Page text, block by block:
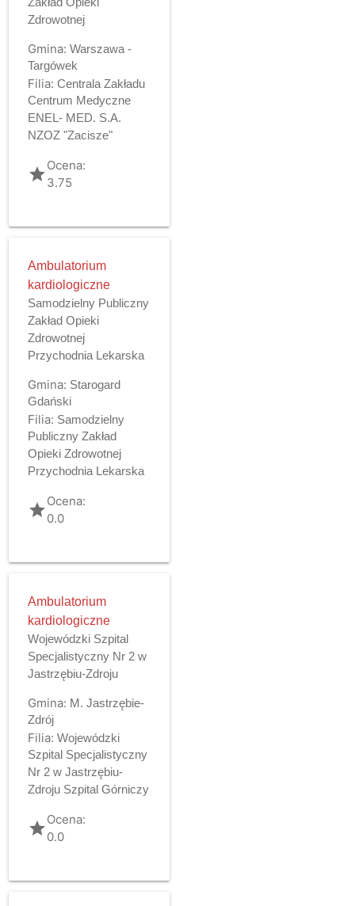
Zdrowotnej
Gmina: Warszawa -
Targówek
Filia: Centrala Zakładu
Centrum Medyczne
ENEL- MED. S.A.
NZOZ "Zacisze"
gradeOcena:
3.75
Ambulatorium
kardiologiczne
Samodzielny Publiczny
Zakład Opieki
Zdrowotnej
Przychodnia Lekarska
Gmina: Starogard
Gdański
Filia: Samodzielny
Publiczny Zakład
Opieki Zdrowotnej
Przychodnia Lekarska
gradeOcena:
0.0
Ambulatorium
kardiologiczne
Wojewódzki Szpital
Specjalistyczny Nr 2 w
Jastrzębiu-Zdroju
Gmina: M. Jastrzębie-
Zdrój
Filia: Wojewódzki
Szpital Specjalistyczny
Nr 2 w Jastrzębiu-
Zdroju Szpital Górniczy
gradeOcena:
0.0